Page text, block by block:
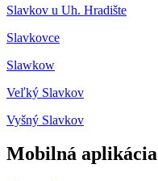
Slavkov u Uh. Hradište
Slavkovce
Slawkow
Veľký Slavkov
Vyšný Slavkov
Mobilná aplikácia